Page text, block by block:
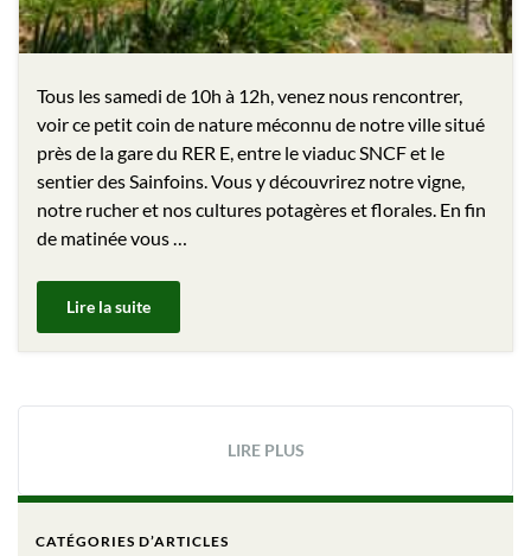
Tous les samedi de 10h à 12h, venez nous rencontrer,
voir ce petit coin de nature méconnu de notre ville situé
près de la gare du RER E, entre le viaduc SNCF et le
sentier des Sainfoins. Vous y découvrirez notre vigne,
notre rucher et nos cultures potagères et florales. En fin
de matinée vous …
Lire la suite
LIRE PLUS
CATÉGORIES D’ARTICLES